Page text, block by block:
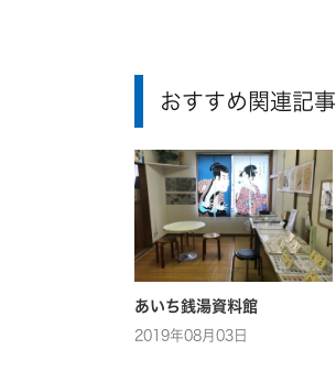
おすすめ関連記事
あいち銭湯資料館
2019年08月03日